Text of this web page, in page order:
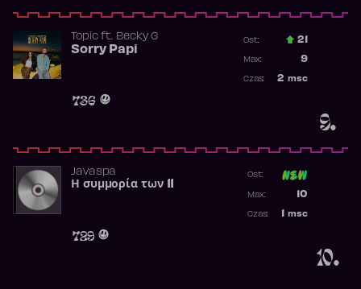
9.
Topicft. Becky G
Sorry Papi
736
Ost.: 21
9
Max:
2 msc
Czas:
10.
Javaspa
Η συμμορία των 11
729
Ost:
10
Max:
msc
Czas: